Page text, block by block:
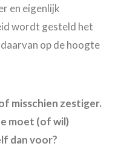
en eigenlijk
wordt gesteld het
op de hoogte
misschien zestiger.
moet (of wil)
dan voor?